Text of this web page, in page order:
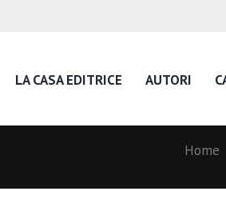
LA CASA EDITRICE AUTORI
Home